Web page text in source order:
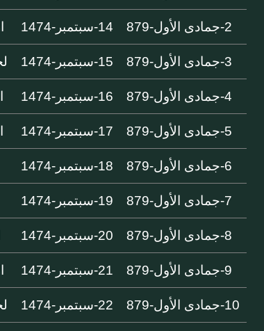
2-جمادى الأول-879 14-سبتمبر-1474
3-جمادى الأول-879 15-سبتمبر-1474
4-جمادى الأول-879 16-سبتمبر-1474
5-جمادى الأول-879 17-سبتمبر-1474
6-جمادى الأول-879 18-سبتمبر-1474
7-جمادى الأول-879 19-سبتمبر-1474
8-جمادى الأول-879 20-سبتمبر-1474
9-جمادى الأول-879 21-سبتمبر-1474
10-جمادى الأول-879 22-سبتمبر-1474